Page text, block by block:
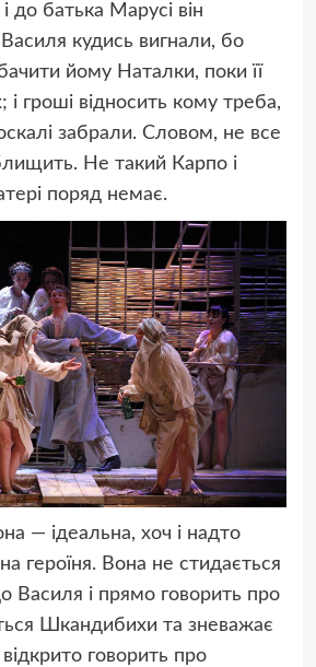
до батька Марусі він
кудись вигнали, бо
йому Наталки, поки її
і гроші відносить кому треба,
забрали. Словом, не все
Не такий Карпо і
поряд немає.
— ідеальна, хоч і надто
героїня. Вона не стидається
Василя і прямо говорить про
Шкандибихи та зневажає
говорить про